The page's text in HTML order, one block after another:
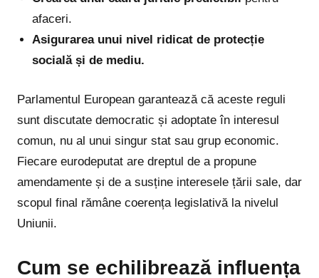
afaceri.
Asigurarea unui nivel ridicat de protecție
socială și de mediu.
Parlamentul European garantează că aceste reguli
sunt discutate democratic și adoptate în interesul
comun, nu al unui singur stat sau grup economic.
Fiecare eurodeputat are dreptul de a propune
amendamente și de a susține interesele țării sale, dar
scopul final rămâne coerența legislativă la nivelul
Uniunii.
Cum se echilibrează influența